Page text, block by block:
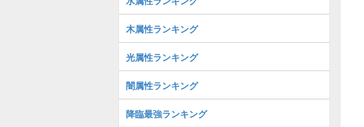
木属性ランキング
光属性ランキング
闇属性ランキング
降臨最強ランキング